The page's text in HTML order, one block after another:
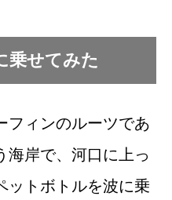
乗せてみた
フィンのルーツであ
海岸で、河口に上っ
ットボトルを波に乗